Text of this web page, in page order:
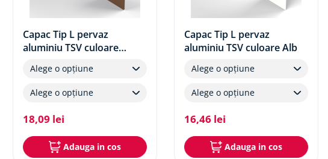
Capac Tip L pervaz
aluminiu TSV culoare
Alege o opțiune
Alege o opțiune
18,09 lei
Adauga in cos
Capac Tip L pervaz
aluminiu TSV culoare Alb
Alege o opțiune
Alege o opțiune
16,46 lei
Adauga in cos